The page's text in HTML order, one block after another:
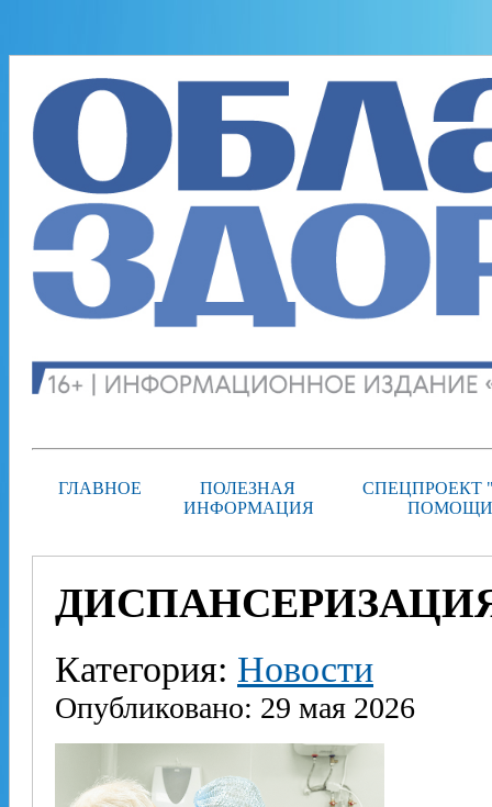
ГЛАВНОЕ
ПОЛЕЗНАЯ
ИНФОРМАЦИЯ
СПЕЦПРОЕКТ
Категория: Новости
Опубликовано: 29 мая 2026